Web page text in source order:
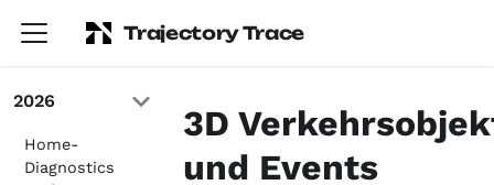
Trajectory Trace
2026
Home-
Diagnostics
3D
und Events